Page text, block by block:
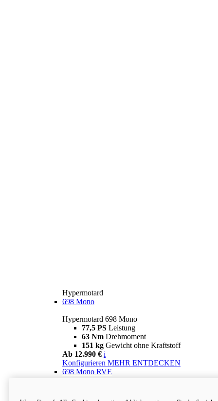
Hypermotard
698 Mono
Hypermotard 698 Mono
77,5 PS Leistung
63 Nm Drehmoment
151 kg Gewicht ohne Kraftstoff
Ab 12.990 € i
Konfigurieren MEHR ENTDECKEN
698 Mono RVE
77,5 PS
Leistung